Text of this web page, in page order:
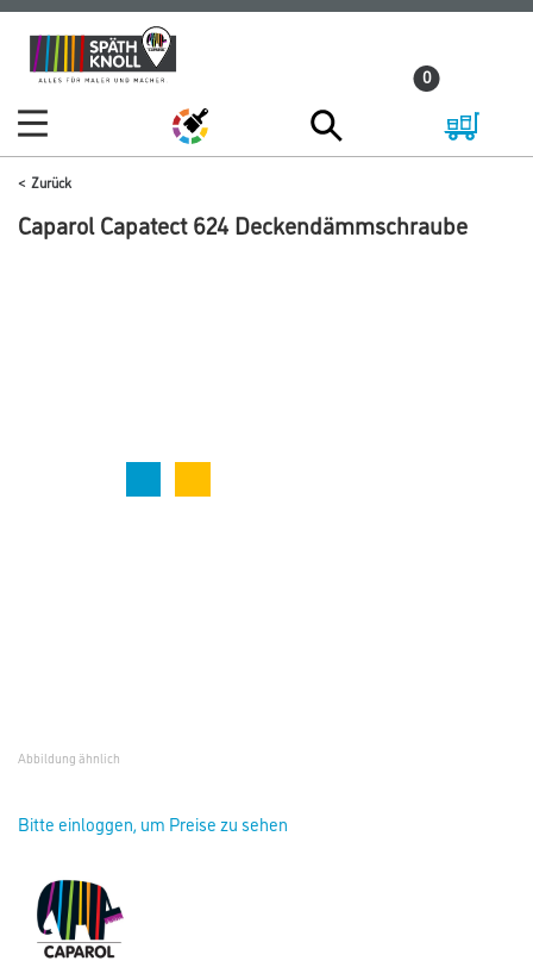
Zum
Inhalt
Zum
Navigationsmenü
0
Zurück
Caparol Capatect 624 Deckendämmschraube
Abbildung ähnlich
Bitte einloggen, um Preise zu sehen